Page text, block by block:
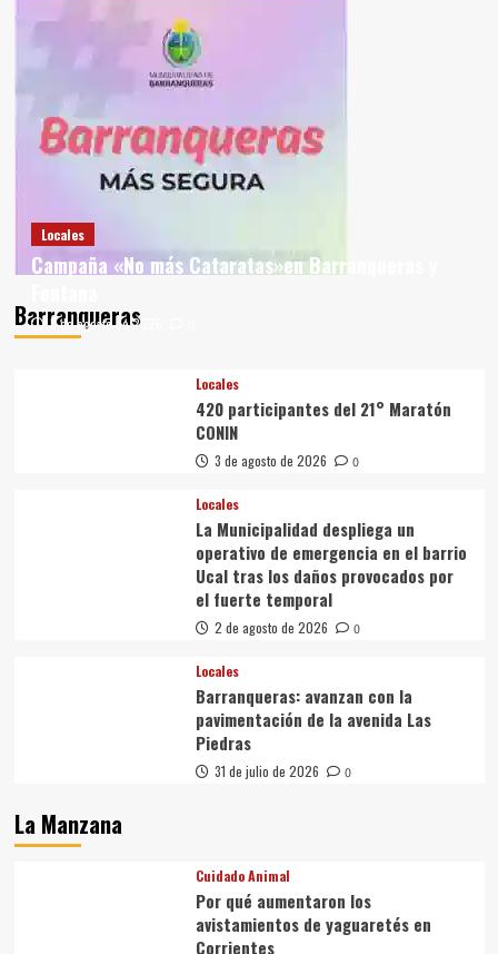
Barranqueras
Locales
Campaña «No más Cataratas»en Barranqueras y
5 de agosto de 2026
Locales
420 participantes del 21° Maratón
CONIN
3 de agosto de 2026 0
Locales
La Municipalidad despliega un
operativo de emergencia en el barrio
Ucal tras los daños provocados por
el fuerte temporal
2 de agosto de 2026 0
Locales
Barranqueras: avanzan con la
pavimentación de la avenida Las
Piedras
31 de julio de 2026 0
La Manzana
Cuidado Animal
Por qué aumentaron los
avistamientos de yaguaretés en
Corrientes